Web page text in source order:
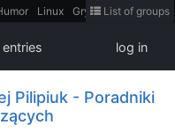
Linux Gry
Teh
Truelolcontent
FilmyDokumentalne
gry
List of groups
entries log in
Pilipiuk - Poradniki